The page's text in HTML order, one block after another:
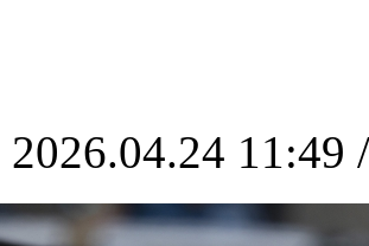
11:49